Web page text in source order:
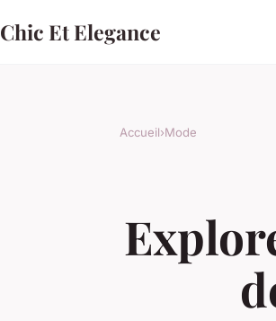
Chic Et Elegance
Accueil›Mode